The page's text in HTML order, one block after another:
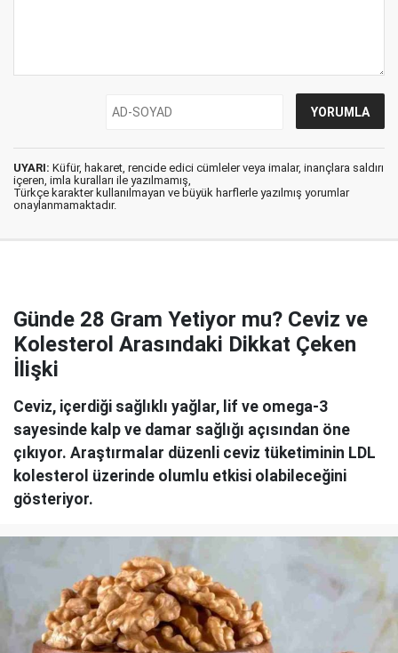
UYARI: Küfür, hakaret, rencide edici cümleler veya imalar, inançlara saldırı
içeren, imla kuralları ile yazılmamış,
Türkçe karakter kullanılmayan ve büyük harflerle yazılmış yorumlar
onaylanmamaktadır.
Günde 28 Gram Yetiyor mu? Ceviz ve
Kolesterol Arasındaki Dikkat Çeken
İlişki
Ceviz, içerdiği sağlıklı yağlar, lif ve omega-3
sayesinde kalp ve damar sağlığı açısından öne
çıkıyor. Araştırmalar düzenli ceviz tüketiminin LDL
kolesterol üzerinde olumlu etkisi olabileceğini
gösteriyor.